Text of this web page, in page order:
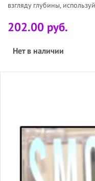
взгляду глубины,
202.00 руб.
Нет в наличии